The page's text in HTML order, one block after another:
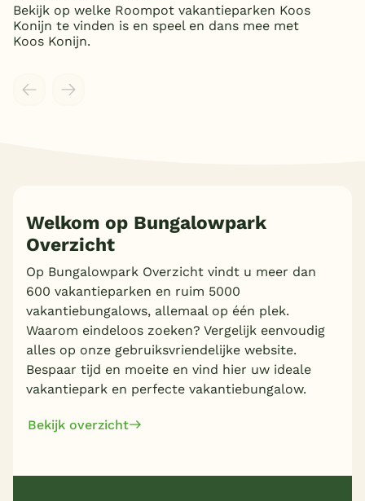
Bekijk op welke Roompot vakantieparken Koos
Konijn te vinden is en speel en dans mee met
Koos Konijn.
Welkom op Bungalowpark
Overzicht
Op Bungalowpark Overzicht vindt u meer dan
600 vakantieparken en ruim 5000
vakantiebungalows, allemaal op één plek.
Waarom eindeloos zoeken? Vergelijk eenvoudig
alles op onze gebruiksvriendelijke website.
Bespaar tijd en moeite en vind hier uw ideale
vakantiepark en perfecte vakantiebungalow.
Bekijk overzicht